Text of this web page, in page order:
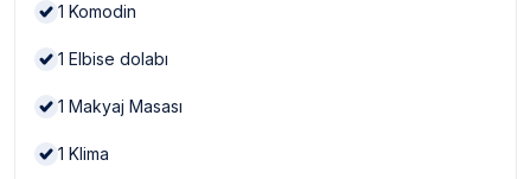
1 Komodin
1 Elbise dolabı
1 Makyaj Masası
1 Klima